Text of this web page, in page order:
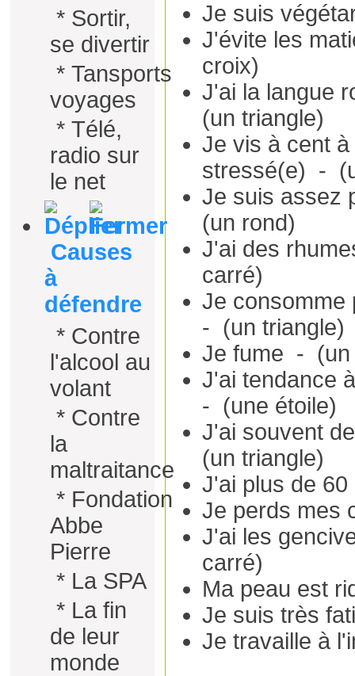
* Sortir,
se divertir
* Tansports
voyages
* Télé,
radio sur
le net
Causes
à
défendre
* Contre
l'alcool au
volant
* Contre
la
maltraitance
* Fondation
Abbe
Pierre
* La SPA
* La fin
de leur
monde
Je suis
J'évite les
croix)
J'ai la langue
(un triangle)
Je vis à cent
stressé(e) -
Je suis assez
(un rond)
J'ai des
carré)
Je consomme
- (un triangle)
Je fume - (un
J'ai tendance
- (une étoile)
J'ai souvent
(un triangle)
J'ai plus de
Je perds mes
J'ai les
carré)
Ma peau est
Je suis très
Je travaille à